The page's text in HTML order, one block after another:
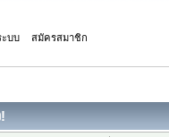
ะบบ สมัครสมาชิก